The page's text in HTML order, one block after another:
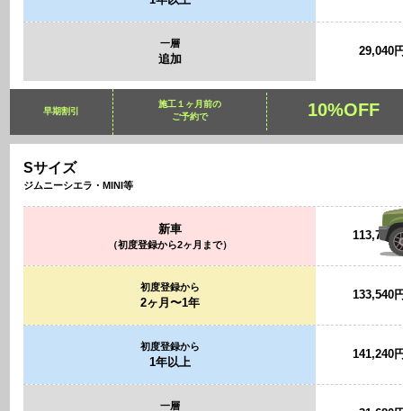
一層
追加
29,040
早期割引
施工１ヶ月前の
ご予約で
10%OFF
Sサイズ
ジムニーシエラ・MINI等
新車
（初度登録から2ヶ月まで）
113,740
初度登録から
2ヶ月〜1年
133,540
初度登録から
1年以上
141,240
一層